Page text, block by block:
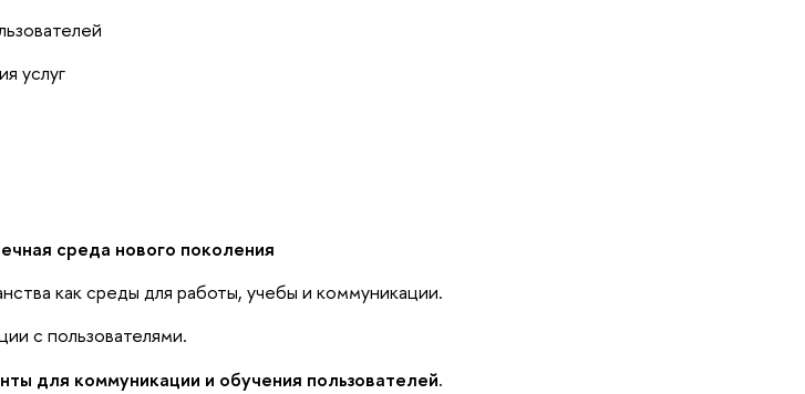
услуг
среда нового поколения
как среды для работы, учебы и коммуникации.
с пользователями.
для коммуникации и обучения пользователей.